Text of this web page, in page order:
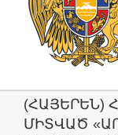
(ՀԱՅԵՐԵՆ)
ՄԻՏՎԱԾ